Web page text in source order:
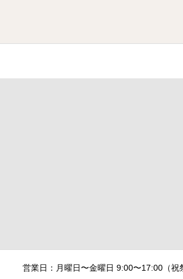
営業日：月曜日〜金曜日 9:00〜17:00（